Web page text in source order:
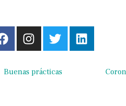
Buenas prácticas